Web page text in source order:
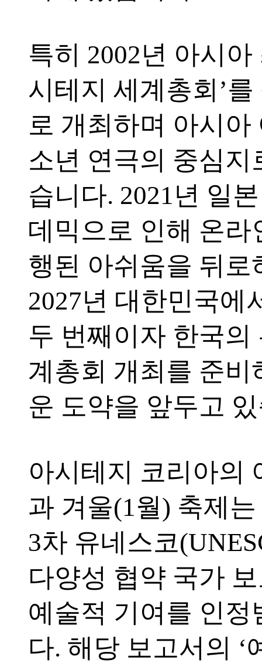
특히 2002년 아시아
시테지 세계총회’
로 개최하며 아시아
소년 연극의 중심지
습니다. 2021년 일
데믹으로 인해 온라
행된 아쉬움을 뒤로
2027년 대한민국에
두 번째이자 한국의
계총회 개최를 준비
운 도약을 앞두고
아시테지 코리아의
과 겨울(1월) 축제는
3차 유네스코
다양성 협약 국가
예술적 기여를 인정
다. 해당 보고서의 ‘